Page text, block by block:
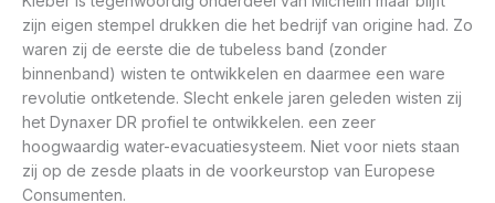
zijn eigen stempel drukken die het bedrijf van origine had. Zo
waren zij de eerste die de tubeless band (zonder
binnenband) wisten te ontwikkelen en daarmee een ware
revolutie ontketende. Slecht enkele jaren geleden wisten zij
het Dynaxer DR profiel te ontwikkelen. een zeer
hoogwaardig water-evacuatiesysteem. Niet voor niets staan
zij op de zesde plaats in de voorkeurstop van Europese
Consumenten.